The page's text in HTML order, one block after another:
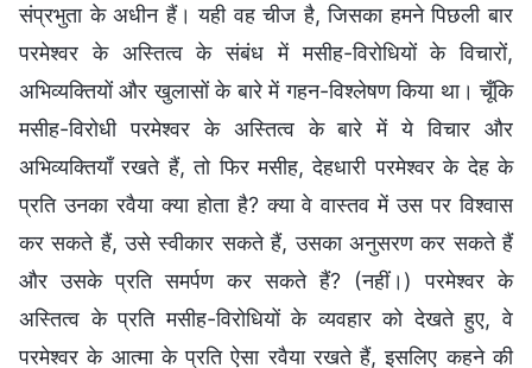
संप्रभुता के अधीन हैं। यही वह चीज है, जिसका हमने पिछली बार
परमेश्वर के अस्तित्व के संबंध में मसीह-विरोधियों के विचारों,
अभिव्यक्तियों और खुलासों के बारे में गहन-विश्लेषण किया था। चूँकि
मसीह-विरोधी परमेश्वर के अस्तित्व के बारे में ये विचार और
अभिव्यक्तियाँ रखते हैं, तो फिर मसीह, देहधारी परमेश्वर के देह के
प्रति उनका रवैया क्या होता है? क्या वे वास्तव में उस पर विश्वास
कर सकते हैं, उसे स्वीकार सकते हैं, उसका अनुसरण कर सकते हैं
और उसके प्रति समर्पण कर सकते हैं? (नहीं।) परमेश्वर के
अस्तित्व के प्रति मसीह-विरोधियों के व्यवहार को देखते हुए, वे
परमेश्वर के आत्मा के प्रति ऐसा रवैया रखते हैं, इसलिए कहने की